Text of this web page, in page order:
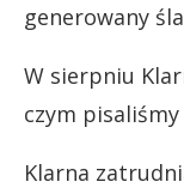
generowany
W sierpniu
czym pisaliśmy
Klarna